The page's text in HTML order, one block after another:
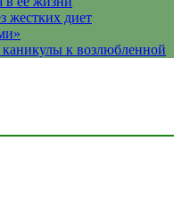
жестких диет
к возлюбленной